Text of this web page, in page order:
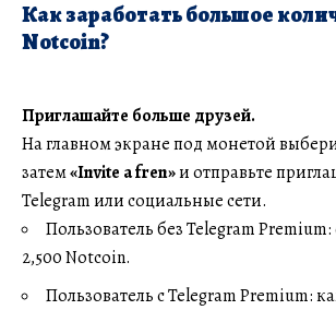
Как заработать большое
Notcoin?
Приглашайте больше друзей.
На главном экране под монетой
затем«Invite a fren»и отправьте
Telegram или социальные сети.
Пользователь без Telegram
2,500 Notcoin.
Пользователь с Telegram Premium: